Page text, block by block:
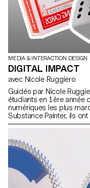
MEDIA & INTERACTION DESIGN
DIGITAL IMPACT
avec Nicole Ruggiero
Guidés par Nicole
étudiants en 1ère année
numériques les plus
Substance Painter, ils
dont la technologie a